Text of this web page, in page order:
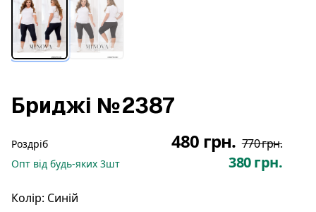
Бриджі №2387
Роздріб 480 грн. 770 грн.
Опт від будь-яких 3шт 380 грн.
Колір: Синій